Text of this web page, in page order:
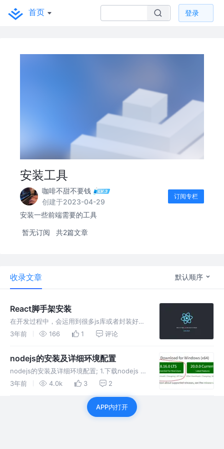
首页 登录
安装工具
咖啡不甜不要钱
创建于2023-04-29
订阅专栏
安装一些前端需要的工具
暂无订阅 共2篇文章
收录文章 默认顺序
React脚手架安装
在开发过程中，会运用到很多js库或者封装好的
框架，但是我们不可能在html文件里通过script
webpack配置好的一套脚手架，我们只需要安
装对于框架的脚手架。
3年前 166 1 评论
nodejs的安装及详细环境配置
nodejs的安装及详细环境配置; 1.下载nodejs 2.
安装 3.创建nodejs文件夹 4.环境变量的配置 5.
3年前 4.0k 3 2
APP内打开